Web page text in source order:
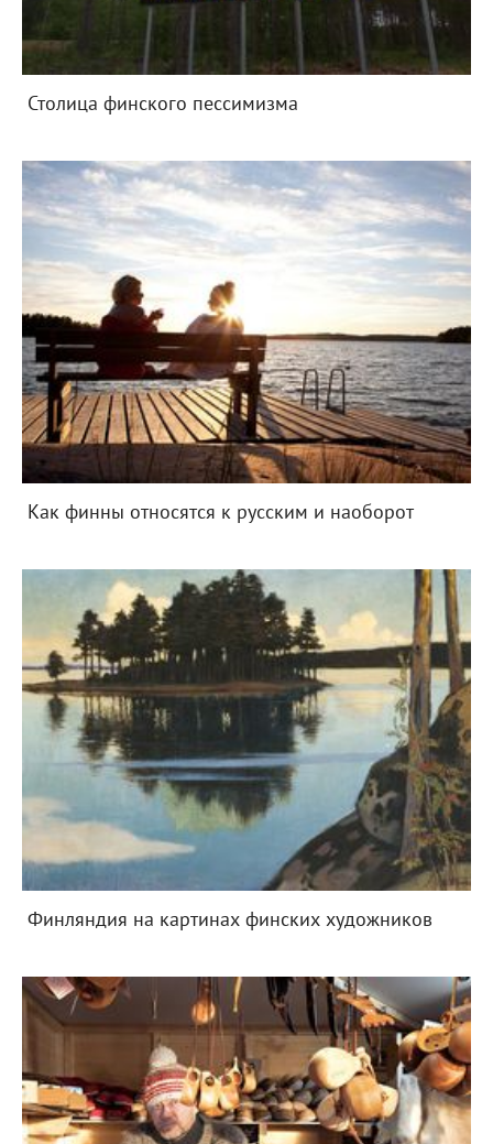
Столица финского пессимизма
Как финны относятся к русским и наоборот
Финляндия на картинах финских художников